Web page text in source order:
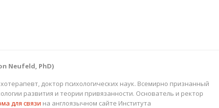
Neufeld, PhD)
доктор психологических наук. Всемирно признанный
развития и теории привязанности. Основатель и ректор
для связи на англоязычном сайте Института